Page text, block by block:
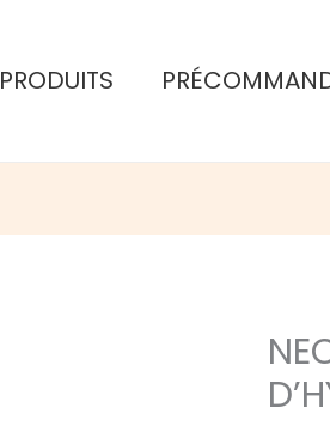
PRODUITS